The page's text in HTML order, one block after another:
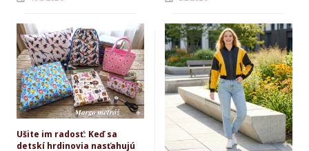
Ušite im radosť: Keď sa
detskí hrdinovia nasťahujú